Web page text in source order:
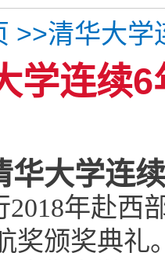
>>清华大学
学连续
华大学连
2018年赴西
奖颁奖典礼